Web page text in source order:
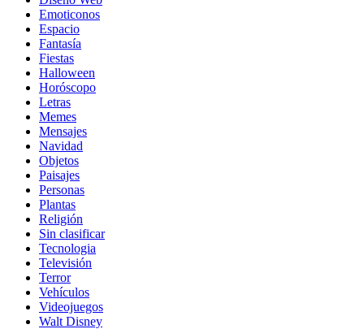
Emoticonos
Espacio
Fantasía
Fiestas
Halloween
Horóscopo
Letras
Memes
Mensajes
Navidad
Objetos
Paisajes
Personas
Plantas
Religión
Sin clasificar
Tecnologia
Televisión
Terror
Vehículos
Videojuegos
Walt Disney